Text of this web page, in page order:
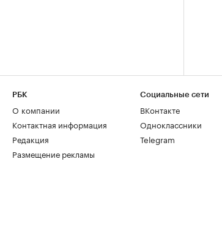
РБК
О компании
Контактная информация
Редакция
Размещение рекламы
Социальные сети
ВКонтакте
Одноклассники
Telegram